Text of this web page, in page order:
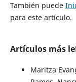
También puede
para este artículo.
Artículos más
Maritza